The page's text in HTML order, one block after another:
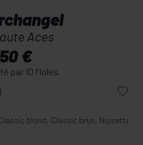
Aces
€
par 10 fioles.
blond, Classic brun, Noisette,